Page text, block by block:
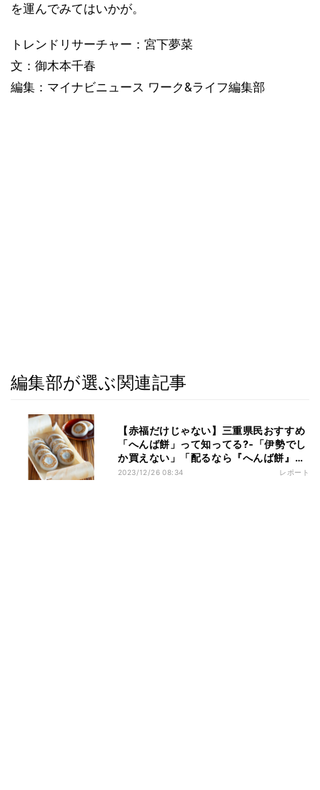
を運んでみてはいかが。
トレンドリサーチャー：宮下夢菜
文：御木本千春
編集：マイナビニュース ワーク&ライフ編集部
編集部が選ぶ関連記事
【赤福だけじゃない】三重県民おすすめ
「へんば餅」って知ってる?‐「伊勢でし
か買えない」「配るなら『へんば餅』が
おすすめ」「個包装のへんば餅こそ職場
2023/12/26 08:34 レポート